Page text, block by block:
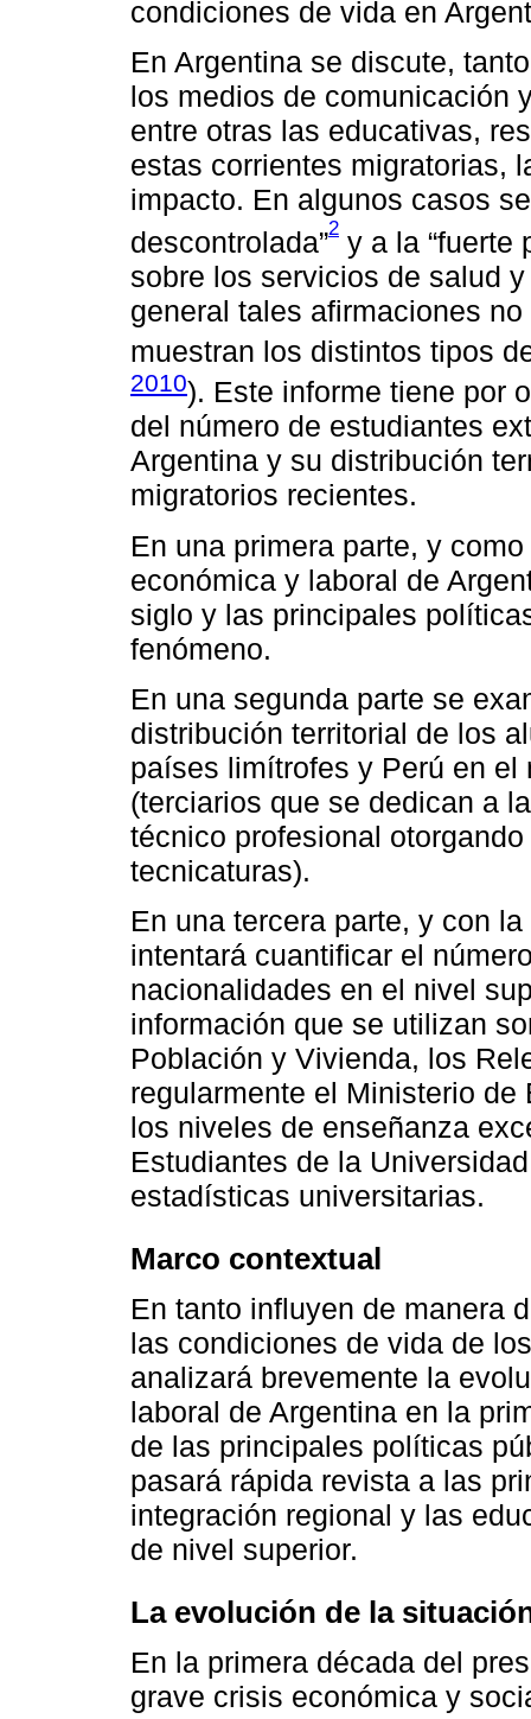
condiciones de vida en
En Argentina se discute,
los medios de comunicación
entre otras las educativas,
estas corrientes migratorias,
impacto. En algunos casos
descontrolada”2 y a la “fuerte
sobre los servicios de salud
general tales afirmaciones
muestran los distintos tipos
2010). Este informe tiene por
del número de estudiantes
Argentina y su distribución
migratorios recientes.
En una primera parte, y
económica y laboral de
siglo y las principales
fenómeno.
En una segunda parte se
distribución territorial de los
países limítrofes y Perú en
(terciarios que se dedican a
técnico profesional
tecnicaturas).
En una tercera parte, y con
intentará cuantificar el
nacionalidades en el nivel
información que se utilizan
Población y Vivienda, los
regularmente el Ministerio
los niveles de enseñanza
Estudiantes de la
estadísticas universitarias.
Marco contextual
En tanto influyen de manera
las condiciones de vida de
analizará brevemente la
laboral de Argentina en la
de las principales políticas
pasará rápida revista a las
integración regional y las
de nivel superior.
La evolución de la
En la primera década del
grave crisis económica y